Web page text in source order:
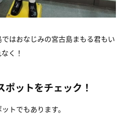
はおなじみの宮古島まもる君もい
く！
ットをチェック！
トでもあります。